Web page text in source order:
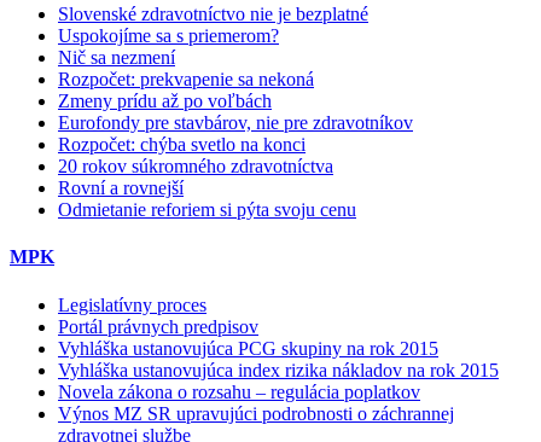
Slovenské zdravotníctvo nie je bezplatné
Uspokojíme sa s priemerom?
Nič sa nezmení
Rozpočet: prekvapenie sa nekoná
Zmeny prídu až po voľbách
Eurofondy pre stavbárov, nie pre zdravotníkov
Rozpočet: chýba svetlo na konci
20 rokov súkromného zdravotníctva
Rovní a rovnejší
Odmietanie reforiem si pýta svoju cenu
MPK
Legislatívny proces
Portál právnych predpisov
Vyhláška ustanovujúca PCG skupiny na rok 2015
Vyhláška ustanovujúca index rizika nákladov na rok 2015
Novela zákona o rozsahu – regulácia poplatkov
Výnos MZ SR upravujúci podrobnosti o záchrannej
zdravotnej službe